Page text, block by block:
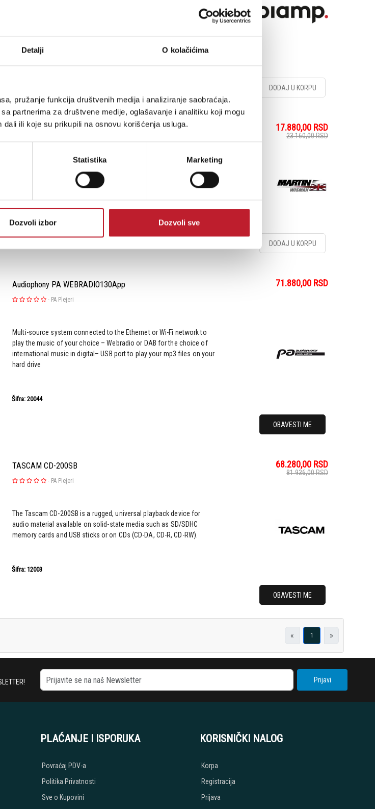
Detalji O kolačićima
pružanje funkcija društvenih medija i analiziranje saobraćaja.
partnerima za društvene medije, oglašavanje i analitiku koji mogu
ili koje su prikupili na osnovu korišćenja usluga.
Statistika Marketing
Dozvoli izbor Dozvoli sve
in integrated systems.The maximum analog output level can be preset
DODAJ U KORPU
MARTIN WISMAN MCD 120
-PA Plejeri
17.880,00 RSD
23.160,00RSD
CD/Mp3 Player with USB & SD
Šifra: 05006
Na stanju
DODAJ U KORPU
Audiophony PA WEBRADIO130App
- PA Plejeri
71.880,00 RSD
Multi-source system connected to the Ethernet or Wi-Fi network to
play the music of your choice – Webradio or DAB for the choice of
international music in digital– USB port to play your mp3 files on your
hard drive
Šifra: 20044
OBAVESTI ME
TASCAM CD-200SB
- PA Plejeri
68.280,00 RSD
81.936,00RSD
The Tascam CD-200SB is a rugged, universal playback device for
audio material available on solid-state media such as SD/SDHC
memory cards and USB sticks or on CDs (CD-DA, CD-R, CD-RW).
Šifra: 12003
OBAVESTI ME
« 1 »
Prijavi
PLAĆANJE I ISPORUKA
Povraćaj PDV-a
Politika Privatnosti
Sve o Kupovini
KORISNIČKI NALOG
Korpa
Registracija
Prijava